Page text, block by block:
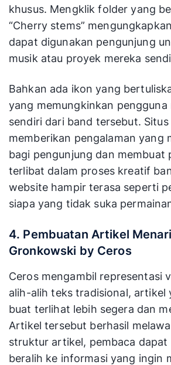
khusus. Mengklik folder yang
“Cherry stems”
dapat digunakan pengunjung
musik atau proyek mereka
Bahkan ada ikon yang
yang memungkinkan pengguna
sendiri dari band tersebut.
memberikan pengalaman yang
bagi pengunjung dan membuat
terlibat dalam proses kreatif
website hampir terasa seperti
siapa yang tidak suka
4. Pembuatan Artikel
Gronkowski by Ceros
Ceros mengambil representasi
alih-alih teks tradisional, artikel
buat terlihat lebih segera dan
Artikel tersebut berhasil
struktur artikel, pembaca dapat
beralih ke informasi yang ingin